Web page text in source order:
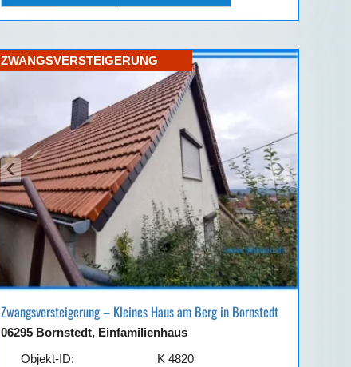
‹ ›
ZWANGSVERSTEIGERUNG
Zwangsversteigerung – Kleines Haus am Berg in Bornstedt
06295 Bornstedt, Einfamilienhaus
Objekt-ID:
K 4820